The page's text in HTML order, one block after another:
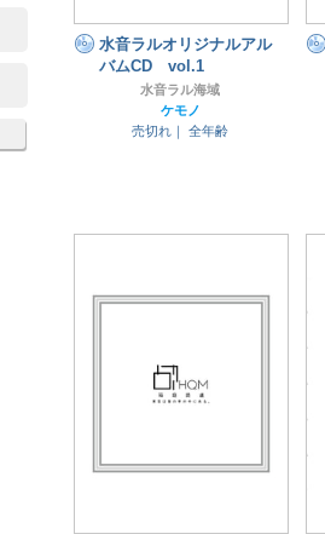
水音ラルオリジナルアル
バムCD vol.1
水音ラル海域
ケモノ
売切れ｜
全年齢